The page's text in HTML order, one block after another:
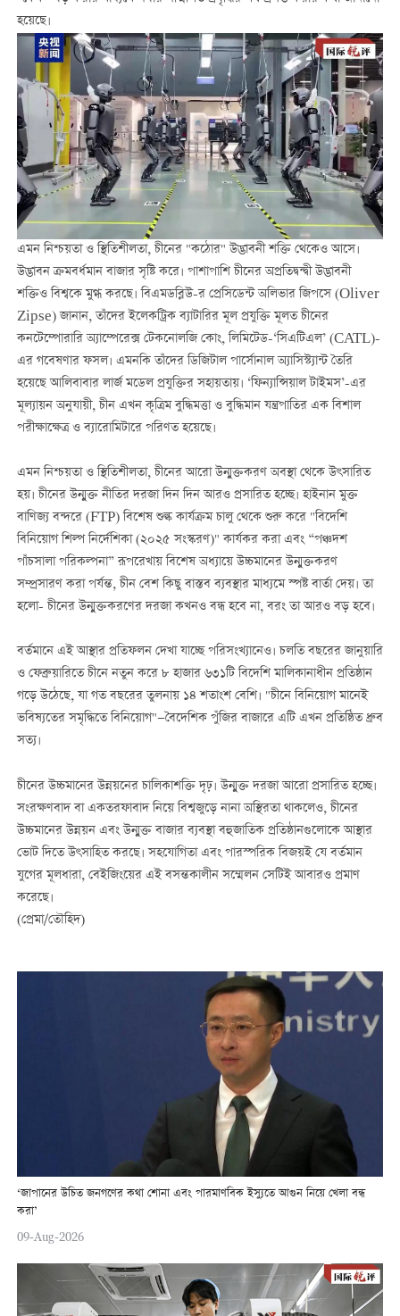
হয়েছে।
এমন নিশ্চয়তা ও স্থিতিশীলতা, চীনের "কঠোর" উদ্ভাবনী শক্তি থেকেও আসে।
উদ্ভাবন ক্রমবর্ধমান বাজার সৃষ্টি করে। পাশাপাশি চীনের অপ্রতিদ্বন্দ্বী উদ্ভাবনী
শক্তিও বিশ্বকে মুগ্ধ করছে। বিএমডব্লিউ-র প্রেসিডেন্ট অলিভার জিপসে (Oliver
Zipse) জানান, তাঁদের ইলেকট্রিক ব্যাটারির মূল প্রযুক্তি মূলত চীনের
কনটেম্পোরারি অ্যাম্পেরেক্স টেকনোলজি কোং, লিমিটেড-‘সিএটিএল’ (CATL)-
এর গবেষণার ফসল। এমনকি তাঁদের ডিজিটাল পার্সোনাল অ্যাসিস্ট্যান্ট তৈরি
হয়েছে আলিবাবার লার্জ মডেল প্রযুক্তির সহায়তায়। ‘ফিন্যান্সিয়াল টাইমস’-এর
মূল্যায়ন অনুযায়ী, চীন এখন কৃত্রিম বুদ্ধিমত্তা ও বুদ্ধিমান যন্ত্রপাতির এক বিশাল
পরীক্ষাক্ষেত্র ও ব্যারোমিটারে পরিণত হয়েছে।
এমন নিশ্চয়তা ও স্থিতিশীলতা, চীনের আরো উন্মুক্তকরণ অবস্থা থেকে উৎসারিত
হয়। চীনের উন্মুক্ত নীতির দরজা দিন দিন আরও প্রসারিত হচ্ছে। হাইনান মুক্ত
বাণিজ্য বন্দরে (FTP) বিশেষ শুল্ক কার্যক্রম চালু থেকে শুরু করে "বিদেশি
বিনিয়োগ শিল্প নির্দেশিকা (২০২৫ সংস্করণ)" কার্যকর করা এবং “পঞ্চদশ
পাঁচসালা পরিকল্পনা” রূপরেখায় বিশেষ অধ্যায়ে উচ্চমানের উন্মুক্তকরণ
সম্প্রসারণ করা পর্যন্ত, চীন বেশ কিছু বাস্তব ব্যবস্থার মাধ্যমে স্পষ্ট বার্তা দেয়। তা
হলো- চীনের উন্মুক্তকরণের দরজা কখনও বন্ধ হবে না, বরং তা আরও বড় হবে।
বর্তমানে এই আস্থার প্রতিফলন দেখা যাচ্ছে পরিসংখ্যানেও। চলতি বছরের জানুয়ারি
ও ফেব্রুয়ারিতে চীনে নতুন করে ৮ হাজার ৬৩১টি বিদেশি মালিকানাধীন প্রতিষ্ঠান
গড়ে উঠেছে, যা গত বছরের তুলনায় ১৪ শতাংশ বেশি। "চীনে বিনিয়োগ মানেই
ভবিষ্যতের সমৃদ্ধিতে বিনিয়োগ"—বৈদেশিক পুঁজির বাজারে এটি এখন প্রতিষ্ঠিত ধ্রুব
সত্য।
চীনের উচ্চমানের উন্নয়নের চালিকাশক্তি দৃঢ়। উন্মুক্ত দরজা আরো প্রসারিত হচ্ছে।
সংরক্ষণবাদ বা একতরফাবাদ নিয়ে বিশ্বজুড়ে নানা অস্থিরতা থাকলেও, চীনের
উচ্চমানের উন্নয়ন এবং উন্মুক্ত বাজার ব্যবস্থা বহুজাতিক প্রতিষ্ঠানগুলোকে আস্থার
ভোট দিতে উৎসাহিত করছে। সহযোগিতা এবং পারস্পরিক বিজয়ই যে বর্তমান
যুগের মূলধারা, বেইজিংয়ের এই বসন্তকালীন সম্মেলন সেটিই আবারও প্রমাণ
করেছে।
(প্রেমা/তৌহিদ)
‘জাপানের উচিত জনগণের কথা শোনা এবং পারমাণবিক ইস্যুতে আগুন নিয়ে খেলা বন্ধ
করা’
09-Aug-2026